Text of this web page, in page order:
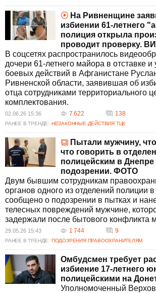
На Ривненщине
избиении 61-летнего
полиция открыла
проводит проверку.
В соцсетях распространилось
дочери 61-летнего майора в отставке и
боевых действий в Афганистане
Ривненской области, заявившая об
отца сотрудниками территориального
комплектования.
02.06.26 15:36 7 622 138
РАНЕЕ В ТРЕНДЕ: НЕЗАКОННЫЕ ДЕЙСТВИЯ ТЦК
Пытали мужчину,
что говорить в
полицейским в
подозрении. ФОТО
Двум бывшим сотрудникам
органов одного из отделений полиции в
сообщено о подозрении в пытках и
телесных повреждений мужчине,
задержали после бытового конфликта
29.05.26 15:43 1 744 9
РАНЕЕ В ТРЕНДЕ: ПОДОЗРЕНИЯ ПРАВООХРАНИТЕЛЯМ
Омбудсмен требует
избиение 17-летнего
полицейскими на
Уполномоченный